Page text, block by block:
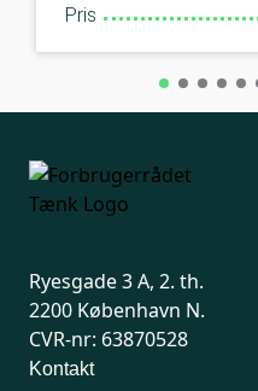
Pris
Ryesgade 3 A, 2. th.
2200 København N.
CVR-nr: 63870528
Kontakt